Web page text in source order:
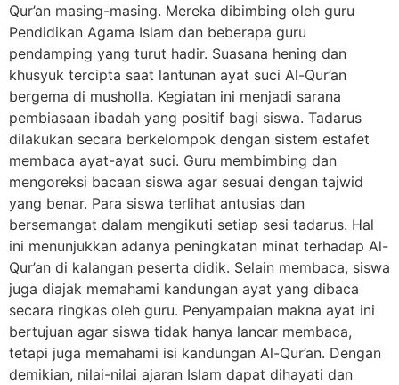
Qur’an masing-masing. Mereka dibimbing oleh guru
Pendidikan Agama Islam dan beberapa guru
pendamping yang turut hadir. Suasana hening dan
khusyuk tercipta saat lantunan ayat suci Al-Qur’an
bergema di musholla. Kegiatan ini menjadi sarana
pembiasaan ibadah yang positif bagi siswa. Tadarus
dilakukan secara berkelompok dengan sistem estafet
membaca ayat-ayat suci. Guru membimbing dan
mengoreksi bacaan siswa agar sesuai dengan tajwid
yang benar. Para siswa terlihat antusias dan
bersemangat dalam mengikuti setiap sesi tadarus. Hal
ini menunjukkan adanya peningkatan minat terhadap Al-
Qur’an di kalangan peserta didik. Selain membaca, siswa
juga diajak memahami kandungan ayat yang dibaca
secara ringkas oleh guru. Penyampaian makna ayat ini
bertujuan agar siswa tidak hanya lancar membaca,
tetapi juga memahami isi kandungan Al-Qur’an. Dengan
demikian, nilai-nilai ajaran Islam dapat dihayati dan